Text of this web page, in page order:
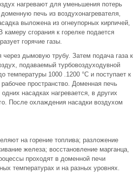
нагревают для уменьшения потерь
печь из воздухонагревателя,
выложена из огнеупорных кирпичей,
сгорания к горелке подается
горячие газы.
через дымовую трубу. Затем подача газа к
подаваемый турбовоздуходувной
температуры 1000 .1200 °С и поступает к
пространство. Доменная печь
насадках нагревается, в других
После охлаждения насадки воздухом
на горение топлива; разложение
железа; восстановление марганца,
проходят в доменной печи
температурах и на разных уровнях.